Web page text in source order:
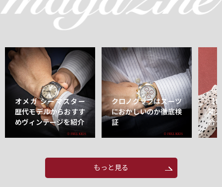
オメガ シーマスター
歴代モデルからおすす
めヴィンテージを紹介
クロノグラフはスーツ
におかしいのか徹底検
証
【
能
合
もっと見る